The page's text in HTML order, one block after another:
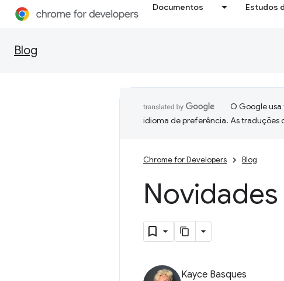
Documentos Estudos
Blog
O Google
idioma de preferência. As traduções
Chrome for Developers Blog
Kayce Basques